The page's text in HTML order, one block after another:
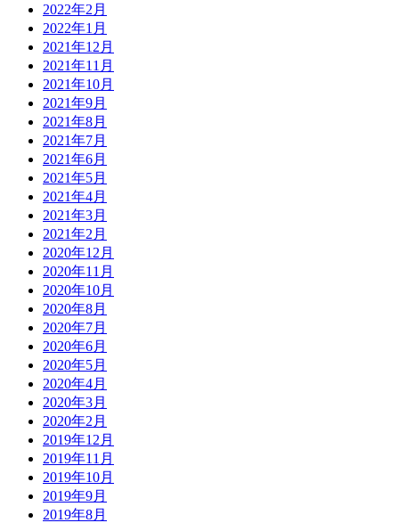
2022年2月
2022年1月
2021年12月
2021年11月
2021年10月
2021年9月
2021年8月
2021年7月
2021年6月
2021年5月
2021年4月
2021年3月
2021年2月
2020年12月
2020年11月
2020年10月
2020年8月
2020年7月
2020年6月
2020年5月
2020年4月
2020年3月
2020年2月
2019年12月
2019年11月
2019年10月
2019年9月
2019年8月